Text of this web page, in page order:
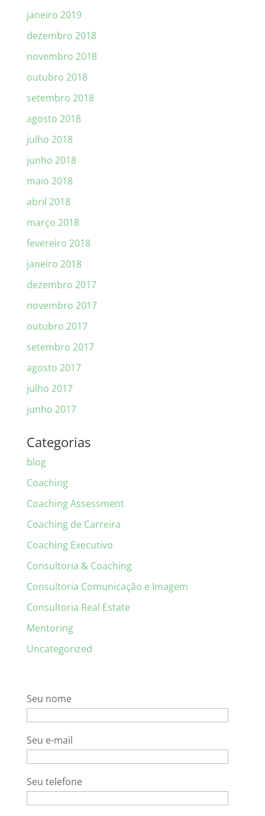
janeiro 2019
dezembro 2018
novembro 2018
outubro 2018
setembro 2018
agosto 2018
julho 2018
junho 2018
maio 2018
abril 2018
março 2018
fevereiro 2018
janeiro 2018
dezembro 2017
novembro 2017
outubro 2017
setembro 2017
agosto 2017
julho 2017
junho 2017
Categorias
blog
Coaching
Coaching Assessment
Coaching de Carreira
Coaching Executivo
Consultoria & Coaching
Consultoria Comunicação e Imagem
Consultoria Real Estate
Mentoring
Uncategorized
Seu nome
Seu e-mail
Seu telefone